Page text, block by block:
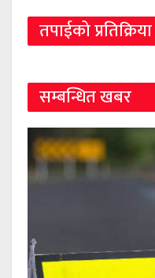
तपाईको प्रतिक्रिया
सम्बन्धित खबर